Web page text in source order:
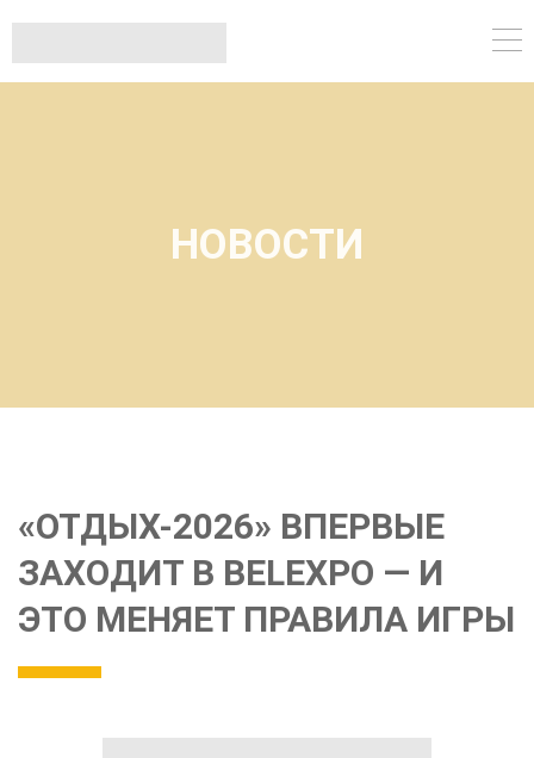
НОВОСТИ
«ОТДЫХ-2026» ВПЕРВЫЕ
ЗАХОДИТ В BELEXPO — И
ЭТО МЕНЯЕТ ПРАВИЛА ИГРЫ